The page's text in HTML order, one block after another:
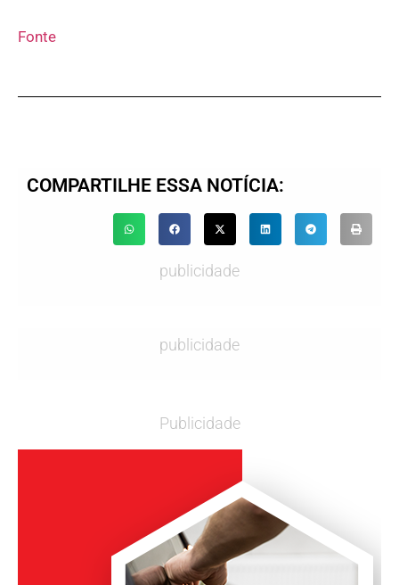
Fonte
COMPARTILHE ESSA NOTÍCIA:
publicidade
publicidade
Publicidade